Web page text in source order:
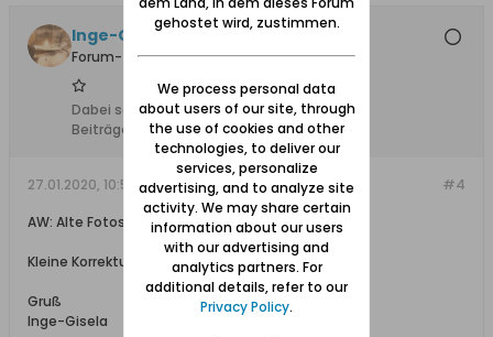
Inge-Gisela
Forum-Teilnehmer
Dabei seit:09.11.2012
Beiträge:
1842
#4
27.01.2020, 10:59
AW: Alte Fotos digital
Kleine Korrektur: Krzysztof Kosik.
Gruß
Inge-Gisela
gehostet wird, zustimmen.
We process personal data
about users of our site, through
the use of cookies and other
technologies, to deliver our
services, personalize
advertising, and to analyze site
activity. We may share certain
information about our users
with our advertising and
analytics partners. For
additional details, refer to our
Privacy Policy.